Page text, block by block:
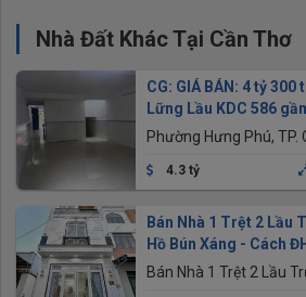
Nhà Đất Khác Tại Cần Thơ
CG: GIÁ BÁN: 4 tỷ
Lững Lầu KDC 586 gần
Hưng Phú, Tp Cần Thơ
Phường Hưng Phú, TP.
4.3 tỷ
Bán Nhà 1 Trệt 2 Lầu
Hồ Bún Xáng - Cách
Bán Nhà 1 Trệt 2 Lầu